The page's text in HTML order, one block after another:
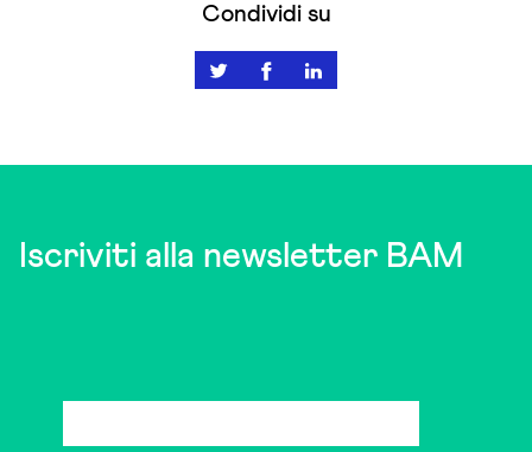
Condividi su
Iscriviti alla newsletter BAM